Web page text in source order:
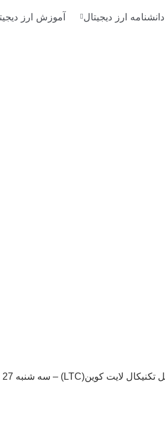
دانشنامه ارز دیجیتال آموزش ارز